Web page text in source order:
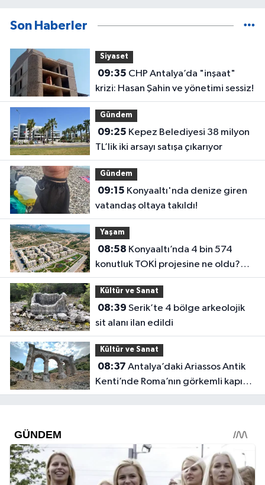
Son Haberler
Siyaset
09:35
krizi: Hasan Şahin ve yönetimi sessiz!
Gündem
09:25
TL’lik iki arsayı satışa çıkarıyor
Gündem
09:15
vatandaş oltaya takıldı!
Yaşam
08:58
konutluk TOKİ projesine ne oldu?
Hak sahipleri beklemede
Kültür ve Sanat
08:39
sit alanı ilan edildi
Kültür ve Sanat
08:37
Kenti’nde Roma’nın görkemli kapısı:
Alexander Severus